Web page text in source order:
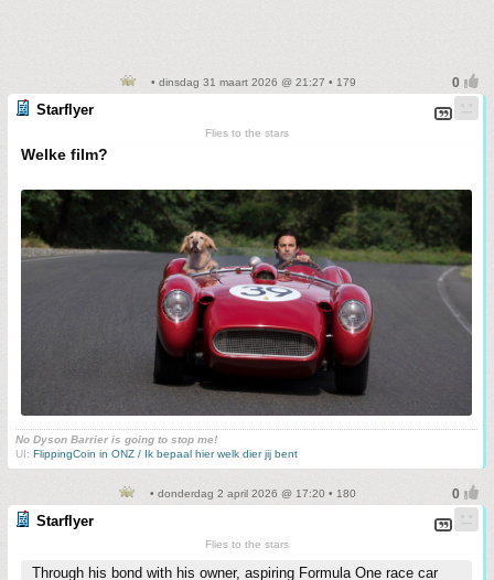
• dinsdag 31 maart 2026 @ 21:27 • 179
Starflyer
Flies to the stars
Welke film?
No Dyson Barrier is going to stop me!
UI: FlippingCoin in ONZ / Ik bepaal hier welk dier jij bent
• donderdag 2 april 2026 @ 17:20 • 180
Starflyer
Flies to the stars
Through his bond with his owner, aspiring Formula One race car